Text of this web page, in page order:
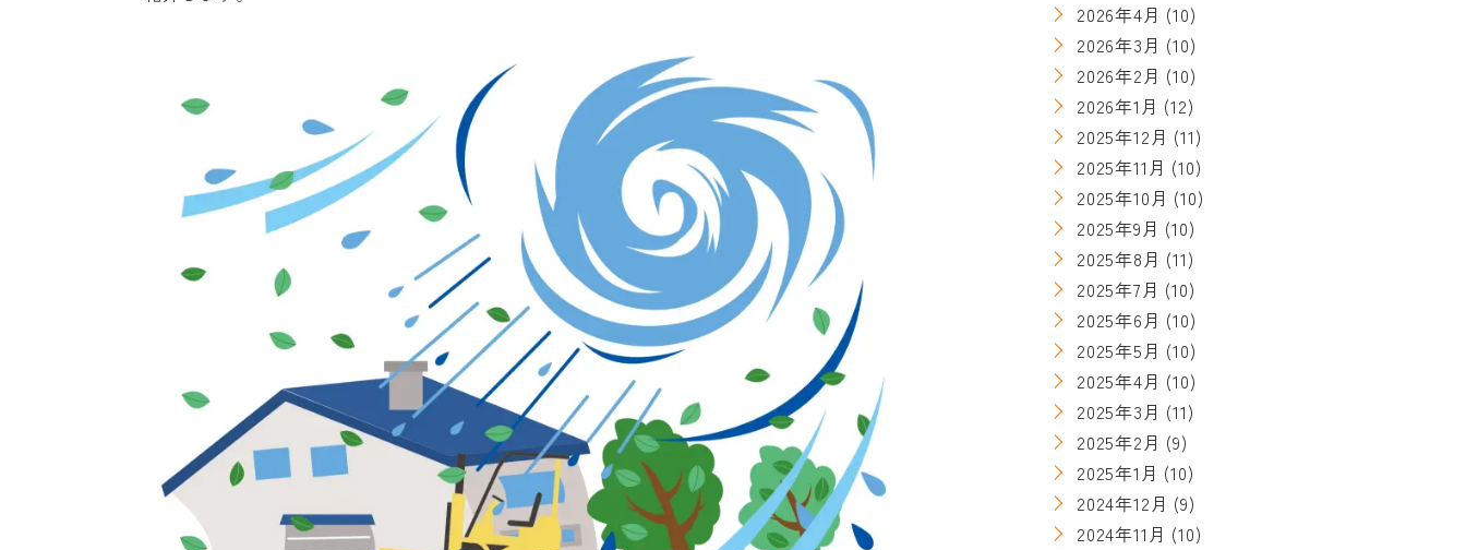
2026年4月 (10)
2026年3月 (10)
2026年2月 (10)
2026年1月 (12)
2025年12月 (11)
2025年11月 (10)
2025年10月 (10)
2025年9月 (10)
2025年8月 (11)
2025年7月 (10)
2025年6月 (10)
2025年5月 (10)
2025年4月 (10)
2025年3月 (11)
2025年2月 (9)
2025年1月 (10)
2024年12月 (9)
2024年11月 (10)